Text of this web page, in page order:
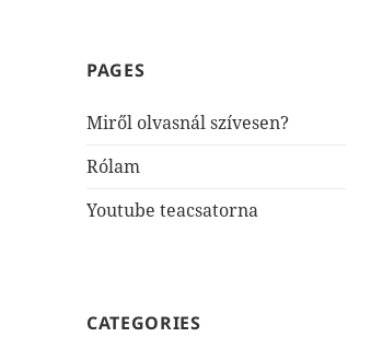
PAGES
Miről olvasnál szívesen?
Rólam
Youtube teacsatorna
CATEGORIES